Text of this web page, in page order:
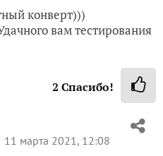
конверт)))
вам тестирования
2 Спасибо!
11 марта 2021, 12:08